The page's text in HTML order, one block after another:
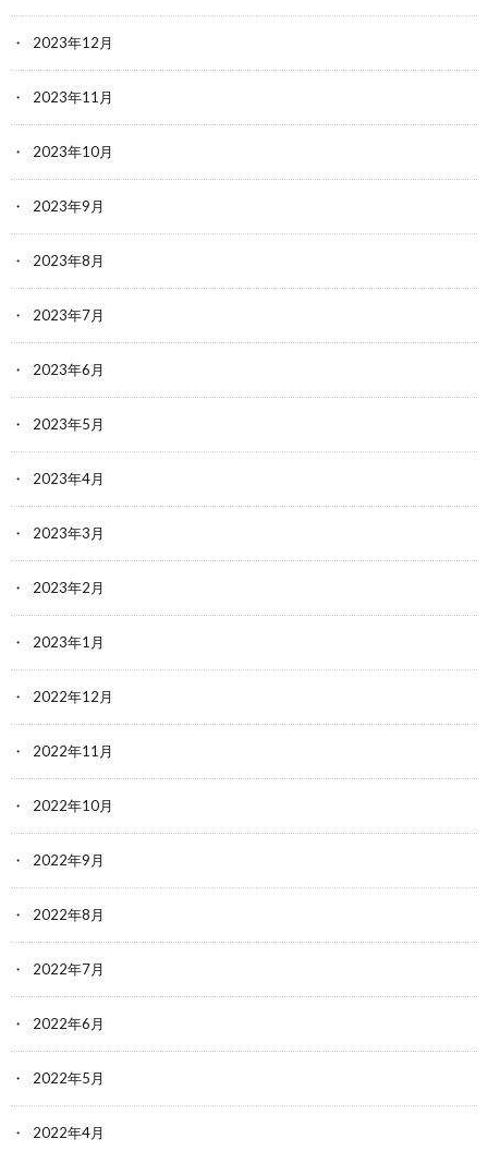
2023年12月
2023年11月
2023年10月
2023年9月
2023年8月
2023年7月
2023年6月
2023年5月
2023年4月
2023年3月
2023年2月
2023年1月
2022年12月
2022年11月
2022年10月
2022年9月
2022年8月
2022年7月
2022年6月
2022年5月
2022年4月